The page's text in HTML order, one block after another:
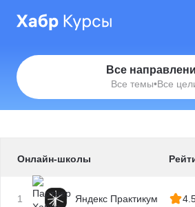
Все
Все темы•Все
Онлайн-школы
1 Яндекс Практикум